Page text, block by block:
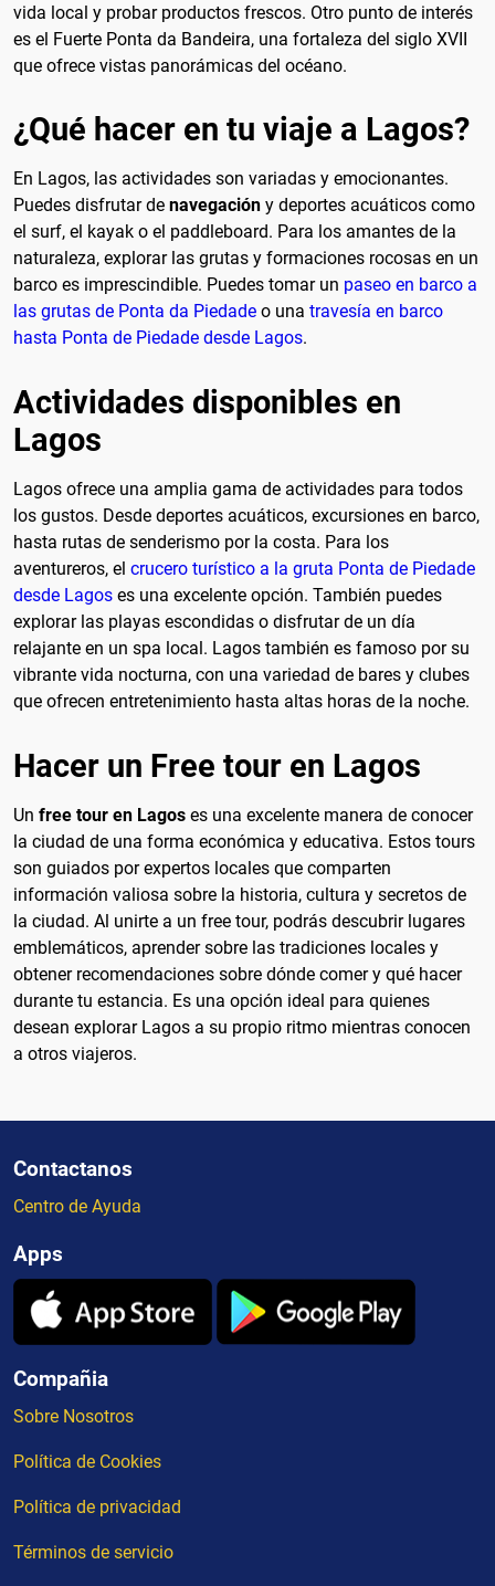
vida local y probar productos frescos. Otro punto de interés
es el Fuerte Ponta da Bandeira, una fortaleza del siglo XVII
que ofrece vistas panorámicas del océano.
¿Qué hacer en tu viaje a Lagos?
En Lagos, las actividades son variadas y emocionantes.
Puedes disfrutar de navegación y deportes acuáticos como
el surf, el kayak o el paddleboard. Para los amantes de la
naturaleza, explorar las grutas y formaciones rocosas en un
barco es imprescindible. Puedes tomar un paseo en barco a
las grutas de Ponta da Piedade o una travesía en barco
hasta Ponta de Piedade desde Lagos.
Actividades disponibles en
Lagos
Lagos ofrece una amplia gama de actividades para todos
los gustos. Desde deportes acuáticos, excursiones en barco,
hasta rutas de senderismo por la costa. Para los
aventureros, el crucero turístico a la gruta Ponta de Piedade
desde Lagos es una excelente opción. También puedes
explorar las playas escondidas o disfrutar de un día
relajante en un spa local. Lagos también es famoso por su
vibrante vida nocturna, con una variedad de bares y clubes
que ofrecen entretenimiento hasta altas horas de la noche.
Hacer un Free tour en Lagos
Un free tour en Lagos es una excelente manera de conocer
la ciudad de una forma económica y educativa. Estos tours
son guiados por expertos locales que comparten
información valiosa sobre la historia, cultura y secretos de
la ciudad. Al unirte a un free tour, podrás descubrir lugares
emblemáticos, aprender sobre las tradiciones locales y
obtener recomendaciones sobre dónde comer y qué hacer
durante tu estancia. Es una opción ideal para quienes
desean explorar Lagos a su propio ritmo mientras conocen
a otros viajeros.
Contactanos
Centro de Ayuda
Apps
Compañia
Sobre Nosotros
Política de Cookies
Política de privacidad
Términos de servicio